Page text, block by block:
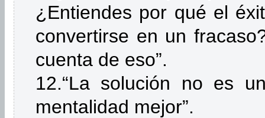
¿Entiendes por qué el
convertirse en un
cuenta de eso”.
12.“La solución no es
mentalidad mejor”.